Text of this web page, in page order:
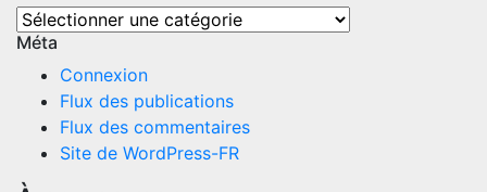
Catégories
Méta
Connexion
Flux des publications
Flux des commentaires
Site de WordPress-FR